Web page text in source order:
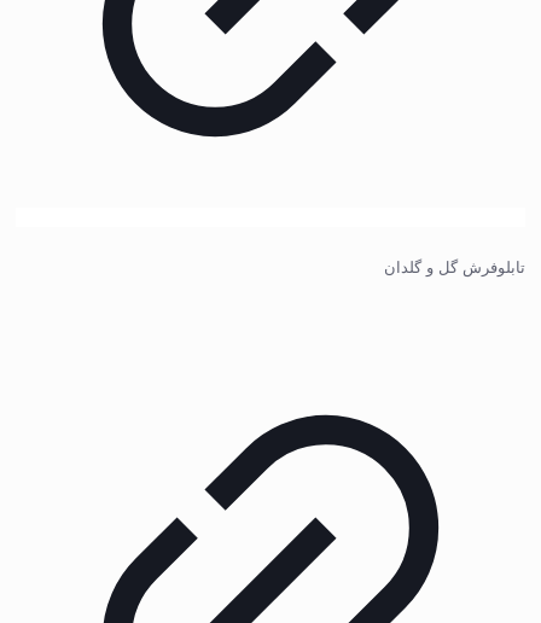
تابلوفرش گل و گلدان